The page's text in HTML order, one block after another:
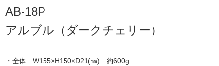
AB-18P
アルブル（ダークチェリー）
・全体 W155×H150×D21(㎜) 約600g